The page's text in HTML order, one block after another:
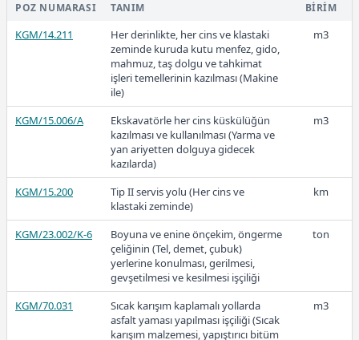
102,79
79,76
49,77
kaplama yapılması ve üzerine bir
tabaka sathi kaplama çekilmesi
(Köprü döşemesi ve benzeri
yerlerde )
KGM/4476
2 cm. kalınlıkta mastik asfalt
kaplama yapılması ve üzerine bir
tabaka sathi kaplama çekilmesi
(Köprü döşemesi ve benzeri
yerlerde )
m2
KGM/4480
Parke taşı döşeme derzlerine mastik
asfalt dolgu yapılması
m2
POZ NUMARASI TANIM BIRIM
KGM/14.211
Her derinlikte, her cins ve klastaki
zeminde kuruda kutu menfez, gido,
mahmuz, taş dolgu ve tahkimat
işleri temellerinin kazılması (Makine
ile)
m3
KGM/15.006/A
Ekskavatörle her cins küskülüğün
kazılması ve kullanılması (Yarma ve
yan ariyetten dolguya gidecek
kazılarda)
m3
KGM/15.200
Tip II servis yolu (Her cins ve
klastaki zeminde)
km
KGM/23.002/K-6
Boyuna ve enine önçekim, öngerme
çeliğinin (Tel, demet, çubuk)
yerlerine konulması, gerilmesi,
gevşetilmesi ve kesilmesi işçiliği
ton
KGM/70.031
Sıcak karışım kaplamalı yollarda
asfalt yaması yapılması işçiliği (Sıcak
karışım malzemesi, yapıştırıcı bitüm
m3